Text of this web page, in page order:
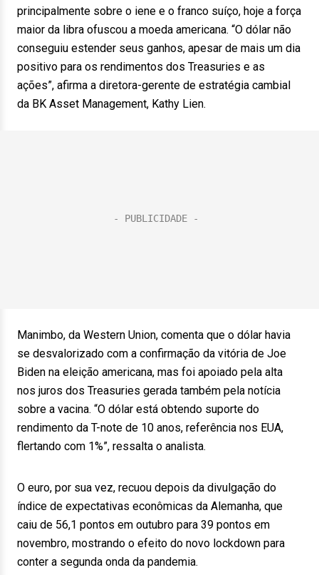
principalmente sobre o iene e o franco suíço, hoje a força
maior da libra ofuscou a moeda americana. “O dólar não
conseguiu estender seus ganhos, apesar de mais um dia
positivo para os rendimentos dos Treasuries e as
ações”, afirma a diretora-gerente de estratégia cambial
da BK Asset Management, Kathy Lien.
Manimbo, da Western Union, comenta que o dólar havia
se desvalorizado com a confirmação da vitória de Joe
Biden na eleição americana, mas foi apoiado pela alta
nos juros dos Treasuries gerada também pela notícia
sobre a vacina. “O dólar está obtendo suporte do
rendimento da T-note de 10 anos, referência nos EUA,
flertando com 1%”, ressalta o analista.
O euro, por sua vez, recuou depois da divulgação do
índice de expectativas econômicas da Alemanha, que
caiu de 56,1 pontos em outubro para 39 pontos em
novembro, mostrando o efeito do novo lockdown para
conter a segunda onda da pandemia.